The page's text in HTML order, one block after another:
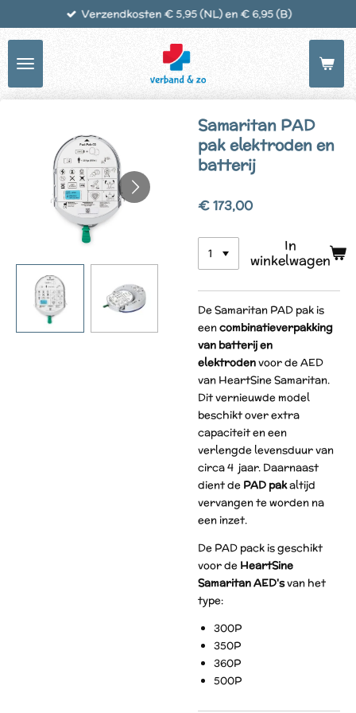
de
hoofdinhoud
Verzendkosten € 5,95 (NL) en € 6,95 (B)
Samaritan PAD
pak elektroden en
batterij
€ 173,00
In
winkelwagen
De Samaritan PAD pak is
eencombinatieverpakking
van batterij en
elektrodenvoor de AED
van HeartSine Samaritan.
Dit vernieuwde model
beschikt over extra
capaciteit en een
verlengde levensduur van
circa 4 jaar. Daarnaast
dient de PAD pakaltijd
vervangen te worden na
een inzet.
De PAD pack is geschikt
voor de HeartSine
Samaritan AED'svan het
type:
300P
350P
360P
500P